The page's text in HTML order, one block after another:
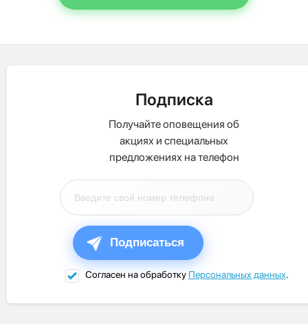
Подписка
Получайте оповещения об
акциях и специальных
предложениях на телефон
Подписаться
Согласен на обработку Персональных данных.